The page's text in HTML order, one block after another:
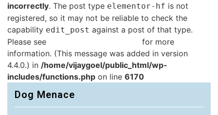
incorrectly. The post type elementor-hf is not
registered, so it may not be reliable to check the
capability edit_post against a post of that type.
Please see
for more
information. (This message was added in version
4.4.0.) in /home/vijaygoel/public_html/wp-
includes/functions.php on line 6170
Dog Menace